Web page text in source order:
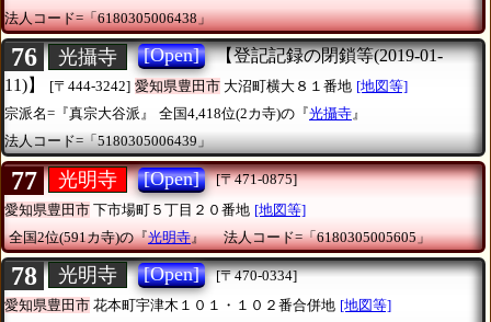
法人コード=「6180305006438」
76 光攝寺 [Open]
【登記記録の閉鎖等(2019-01-
11)】
[〒444-3242] 愛知県豊田市 大沼町横大８１番地 [地図等]
宗派名=『真宗大谷派』
全国4,418位(2カ寺)の『光攝寺』
法人コード=「5180305006439」
77 光明寺 [Open]
[〒471-0875]
愛知県豊田市 下市場町５丁目２０番地 [地図等]
全国2位(591カ寺)の『光明寺』 法人コード=「6180305005605」
78 光明寺 [Open]
[〒470-0334]
愛知県豊田市 花本町宇津木１０１・１０２番合併地 [地図等]